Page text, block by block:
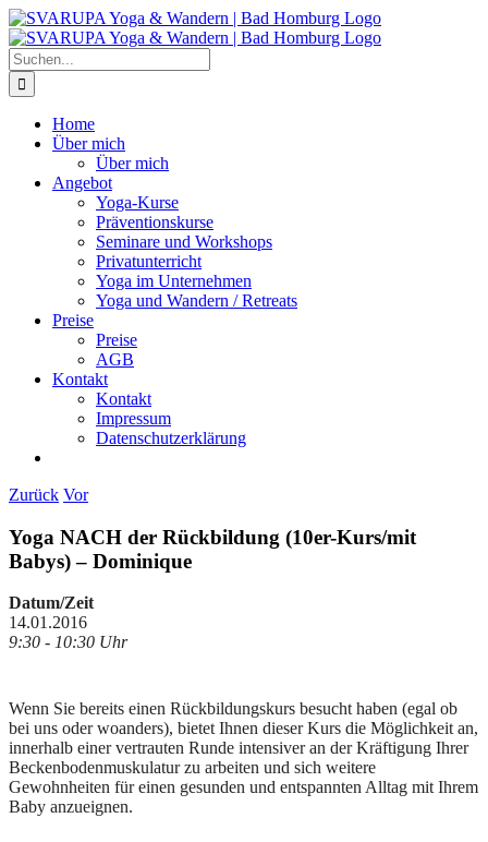
Zum
Inhalt
springen
Suche
nach:
Home
Über mich
Über mich
Angebot
Yoga-Kurse
Präventionskurse
Seminare und Workshops
Privatunterricht
Yoga im Unternehmen
Yoga und Wandern / Retreats
Preise
Preise
AGB
Kontakt
Kontakt
Impressum
Datenschutzerklärung
Zurück Vor
Yoga NACH der Rückbildung (10er-Kurs/mit
Babys) – Dominique
Datum/Zeit
14.01.2016
9:30 - 10:30 Uhr
Wenn Sie bereits einen Rückbildungskurs besucht haben (egal ob
bei uns oder woanders), bietet Ihnen dieser Kurs die Möglichkeit an,
innerhalb einer vertrauten Runde intensiver an der Kräftigung Ihrer
Beckenbodenmuskulatur zu arbeiten und sich weitere
Gewohnheiten für einen gesunden und entspannten Alltag mit Ihrem
Baby anzueignen.